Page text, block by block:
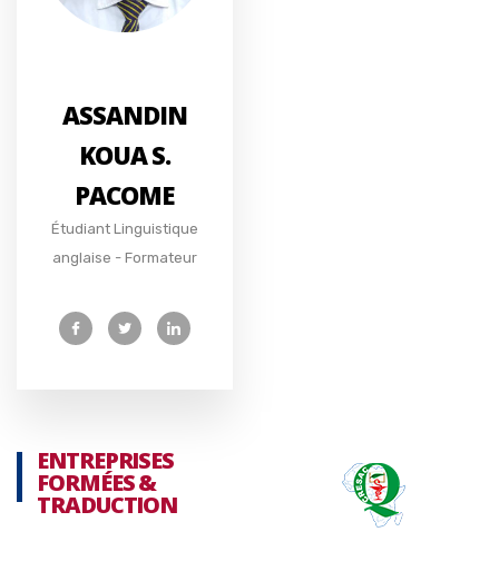
ASSANDIN
KOUA S.
PACOME
Étudiant Linguistique
anglaise - Formateur
ENTREPRISES
FORMÉES &
TRADUCTION